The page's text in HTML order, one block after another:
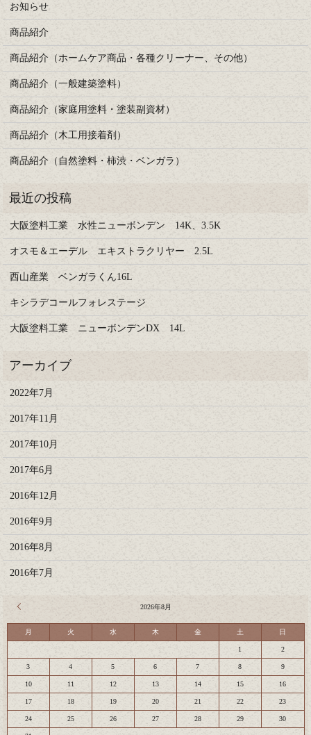
お知らせ
商品紹介
商品紹介（ホームケア商品・各種クリーナー、その他）
商品紹介（一般建築塗料）
商品紹介（家庭用塗料・塗装副資材）
商品紹介（木工用接着剤）
商品紹介（自然塗料・柿渋・ベンガラ）
大阪塗料工業 水性ニューボンデン 14K、3.5K
オスモ＆エーデル エキストラクリヤー 2.5L
西山産業 ベンガラくん16L
キシラデコールフォレステージ
大阪塗料工業 ニューボンデンDX 14L
2022年7月
2017年11月
2017年10月
2017年6月
2016年12月
2016年9月
2016年8月
2016年7月
2026年8月
月 火 水 木 金 土 日
1 2
3 4 5 6 7 8 9
10 11 12 13 14 15 16
17 18 19 20 21 22 23
24 25 26 27 28 29 30